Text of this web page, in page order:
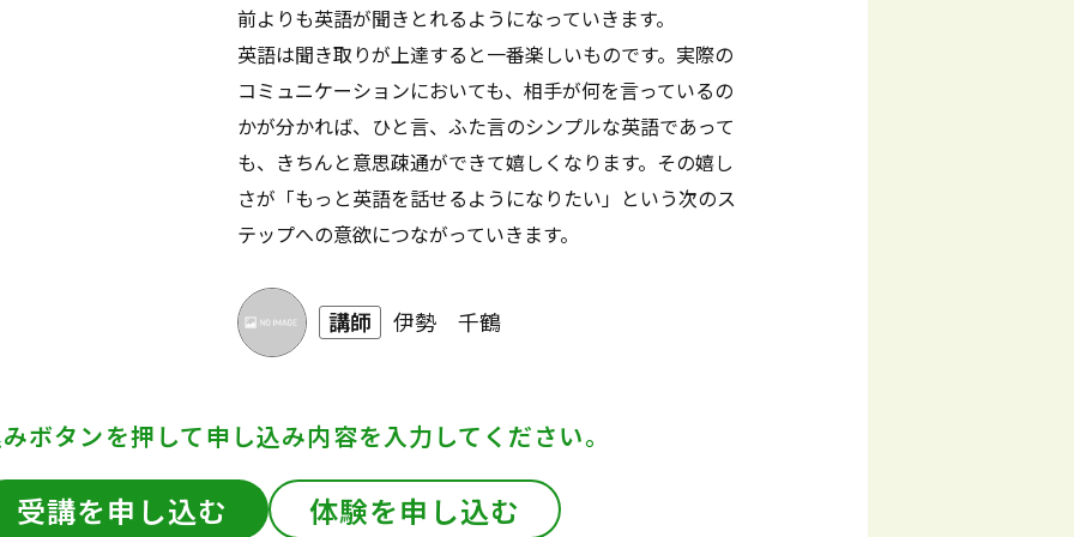
前よりも英語が聞きとれるようになっていきます。
英語は聞き取りが上達すると一番楽しいものです。実際の
コミュニケーションにおいても、相手が何を言っているの
かが分かれば、ひと言、ふた言のシンプルな英語であって
も、きちんと意思疎通ができて嬉しくなります。その嬉し
さが「もっと英語を話せるようになりたい」という次のス
テップへの意欲につながっていきます。
講師 伊勢 千鶴
ボタンを押して申し込み内容を入力してください。
受講を申し込む 体験を申し込む